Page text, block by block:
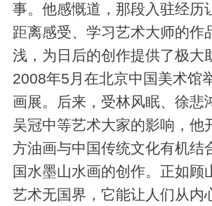
事。他感慨道，那段入驻经历
距离感受、学习艺术大师的作
浅，为日后的创作提供了极大
2008年5月在北京中国美术馆
画展。后来，受林风眠、徐悲
吴冠中等艺术大家的影响，他
方油画与中国传统文化有机结
国水墨山水画的创作。正如顾
艺术无国界，它能让人们从内